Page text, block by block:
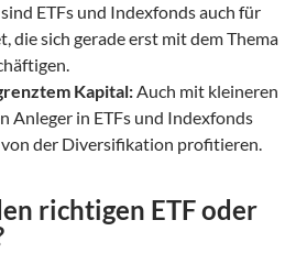
ETFs und Indexfonds auch für
die sich gerade erst mit dem Thema
Kapital:Auch mit kleineren
Anleger in ETFs und Indexfonds
der Diversifikation profitieren.
richtigen ETF oder